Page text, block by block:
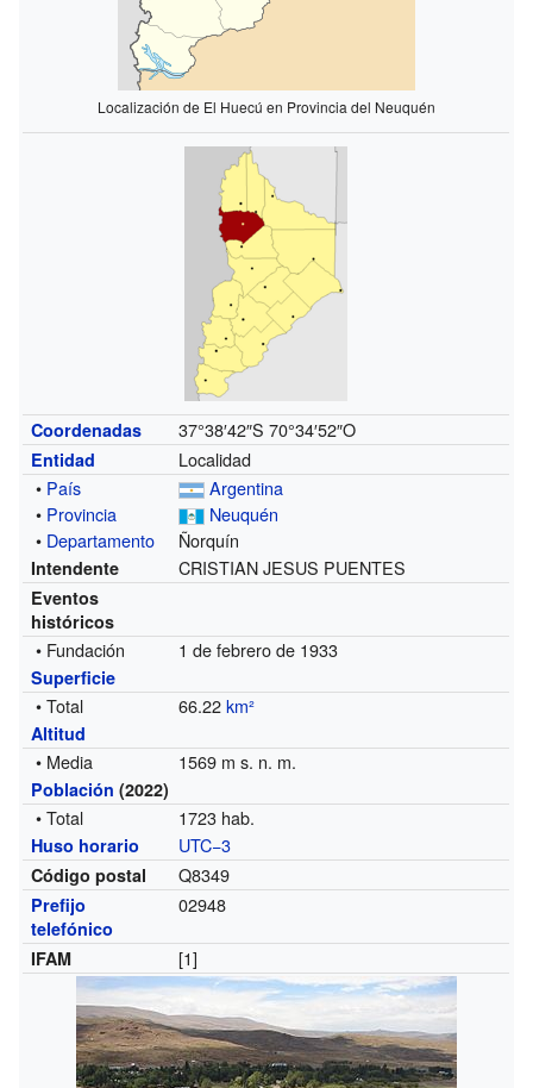
Localización de El Huecú en Provincia del Neuquén
Coordenadas 37°38′42″S 70°34′52″O
Entidad
Localidad
• País
Argentina
• Provincia
Neuquén
• Departamento Ñorquín
Intendente CRISTIAN JESUS PUENTES
Eventos
históricos
• Fundación 1 de febrero de 1933
Superficie
• Total 66.22km²
Altitud
• Media 1569 m s. n. m.
Población (2022)
• Total 1723 hab.
Huso horario UTC−3
Código postal Q8349
Prefijo
telefónico
02948
IFAM [1]